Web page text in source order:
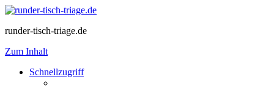
runder-tisch-triage.de
Zum Inhalt
Schnellzugriff